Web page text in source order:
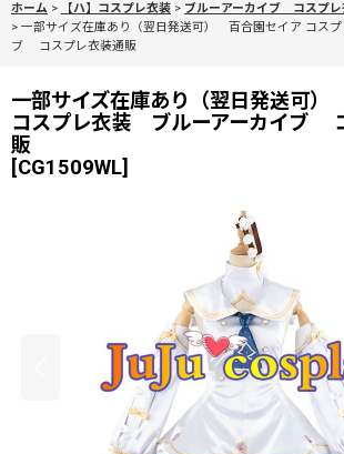
ホーム > 【ハ】コスプレ衣装 > ブルーアーカイブ コスプレ
> 一部サイズ在庫あり（翌日発送可） 百合園セイア コス
ブ コスプレ衣装通販
一部サイズ在庫あり（翌日発送可
コスプレ衣装 ブルーアーカイブ
販
[CG1509WL]